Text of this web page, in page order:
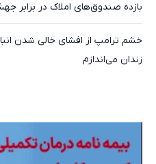
بازده صندوق‌های املاک در
خشم ترامپ از افشای خالی شدن
زندان می‌اندازم